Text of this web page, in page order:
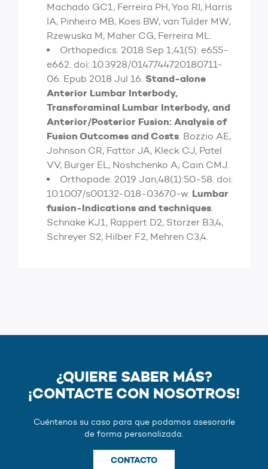
Machado GC1, Ferreira PH, Yoo RI, Harris
IA, Pinheiro MB, Koes BW, van Tulder MW,
Rzewuska M, Maher CG, Ferreira ML.
Orthopedics. 2018 Sep 1;41(5): e655-
e662. doi: 10.3928/0147744720180711-
06. Epub 2018 Jul 16. Stand-alone
Anterior Lumbar Interbody,
Transforaminal Lumbar Interbody, and
Anterior/Posterior Fusion: Analysis of
Fusion Outcomes and Costs . Bozzio AE,
Johnson CR, Fattor JA, Kleck CJ, Patel
VV, Burger EL, Noshchenko A, Cain CMJ.
Orthopade. 2019 Jan;48(1):50-58. doi:
10.1007/s00132-018-03670-w. Lumbar
fusion-Indications and techniques
Schnake KJ1, Rappert D2, Storzer B3,4,
Schreyer S2, Hilber F2, Mehren C3,4.
¿QUIERE SABER MÁS?
¡CONTACTE CON NOSOTROS!
Cuéntenos su caso para que podamos asesorarle
de forma personalizada.
CONTACTO